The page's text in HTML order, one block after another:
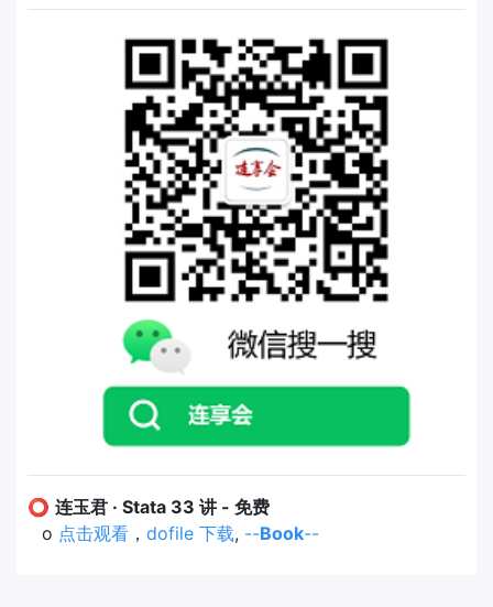
⭕ 连玉君 · Stata 33 讲 - 免费
o 点击观看 ， dofile 下载, --Book--